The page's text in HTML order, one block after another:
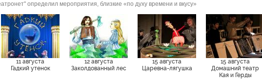
определил мероприятия, близкие «по духу времени и вкусу»
11 августа
Гадкий утенок
12 августа
Заколдованный лес
15 августа
Царевна-лягушка
15 августа
Домашний театр
Кая и Герды